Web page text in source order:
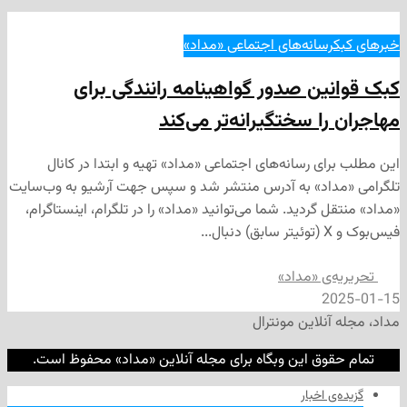
رسانه‌های اجتماعی «مداد»
صدور گواهینامه رانندگی برای
سختگیرانه‌تر می‌کند
رسانه‌های اجتماعی «مداد» تهیه و ابتدا در کانال
به آدرس منتشر شد و سپس جهت آرشیو به وب‌سایت
گردید. شما می‌توانید «مداد» را در تلگرام، اینستاگرام،
«مداد»
مونترال
این وبگاه برای مجله آنلاین «مداد» محفوظ است.
اخبار